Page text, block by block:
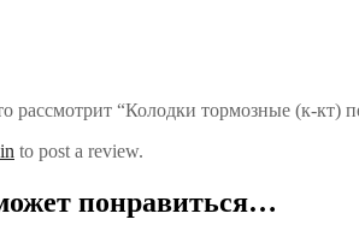
рассмотрит “Колодки тормозные (к-кт)
to post a review.
понравиться…